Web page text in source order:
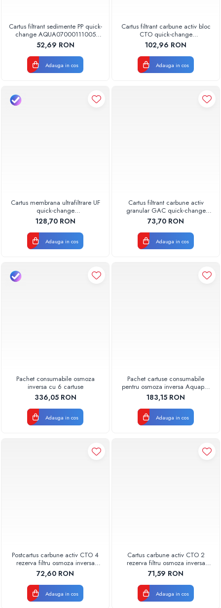
Cartus filtrant sedimente PP quick-
change AQUA07000111005
Aquapur Valhoh Valrom
52,69 RON
Adauga in cos
Cartus filtrant carbune activ bloc
CTO quick-change
AQUA07010411000 Aquapur
Valhoh Valrom
102,96 RON
Adauga in cos
Cartus membrana ultrafiltrare UF
quick-change
AQUA08000011001 Aquapur
Valhoh Valrom
128,70 RON
Adauga in cos
Cartus filtrant carbune activ
granular GAC quick-change
AQUA07000511000 Aquapur
Valhoh Valrom
73,70 RON
Adauga in cos
Pachet consumabile osmoza
inversa cu 6 cartuse
336,05 RON
Adauga in cos
Pachet cartuse consumabile
pentru osmoza inversa Aquapur
Valhoh Valrom
183,15 RON
Adauga in cos
Postcartus carbune activ CTO 4
rezerva filtru osmoza inversa
600GPD 87220370604 RO-600
Aquapur Valhoh Valrom
72,60 RON
Adauga in cos
Cartus carbune activ CTO 2
rezerva filtru osmoza inversa
600GPD 87220370602 RO-600
Aquapur Valhoh Valrom
71,59 RON
Adauga in cos